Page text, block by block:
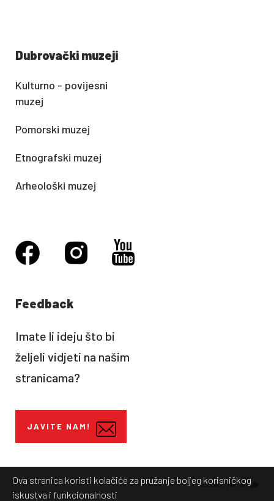
Ova stranica koristi kolačiće za pružanje boljeg korisničkog
iskustva i funkcionalnosti
Dubrovački muzeji
Kulturno - povijesni
muzej
Pomorski muzej
Etnografski muzej
Arheološki muzej
Feedback
Imate li ideju što bi
željeli vidjeti na našim
stranicama?
JAVITE NAM!
Izrada Novena